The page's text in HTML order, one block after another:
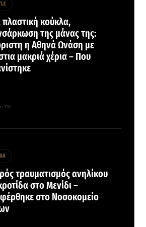
κούκλα,
της μάνας της:
η Αθηνά Ωνάση με
μακριά χέρια – Που
2026
τραυματισμός ανηλίκου
στο Μενίδι –
στο Νοσοκομείο